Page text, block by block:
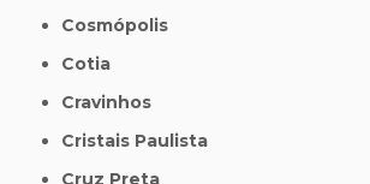
Cosmópolis
Cotia
Cravinhos
Cristais Paulista
Cruz Preta